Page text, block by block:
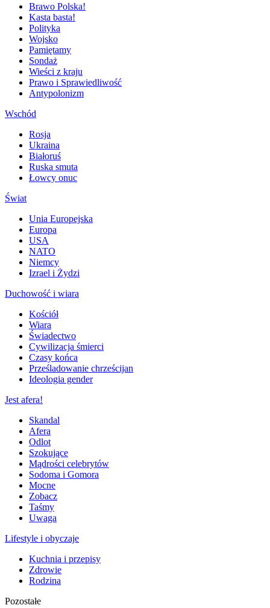
Brawo Polska!
Kasta basta!
Polityka
Wojsko
Pamiętamy
Sondaż
Wieści z kraju
Prawo i Sprawiedliwość
Antypolonizm
Wschód
Rosja
Ukraina
Białoruś
Ruska smuta
Łowcy onuc
Świat
Unia Europejska
Europa
USA
NATO
Niemcy
Izrael i Żydzi
Duchowość i wiara
Kościół
Wiara
Świadectwo
Cywilizacja śmierci
Czasy końca
Prześladowanie chrześcijan
Ideologia gender
Jest afera!
Skandal
Afera
Odlot
Szokujące
Mądrości celebrytów
Sodoma i Gomora
Mocne
Zobacz
Taśmy
Uwaga
Lifestyle i obyczaje
Kuchnia i przepisy
Zdrowie
Rodzina
Pozostałe